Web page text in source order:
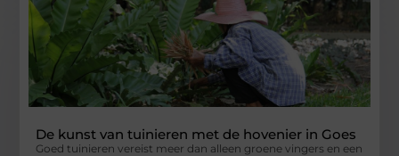
De kunst van tuinieren met de hovenier in Goes
Goed tuinieren vereist meer dan alleen groene vingers en een